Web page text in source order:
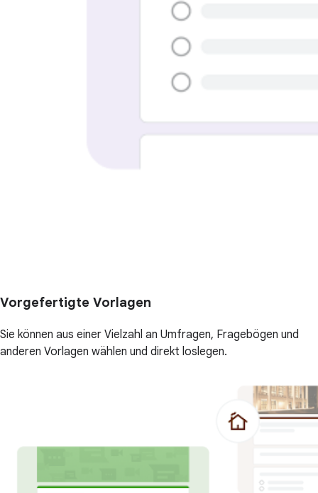
Vorgefertigte Vorlagen
Sie können aus einer Vielzahl an Umfragen, Fragebögen und
anderen Vorlagen wählen und direkt loslegen.